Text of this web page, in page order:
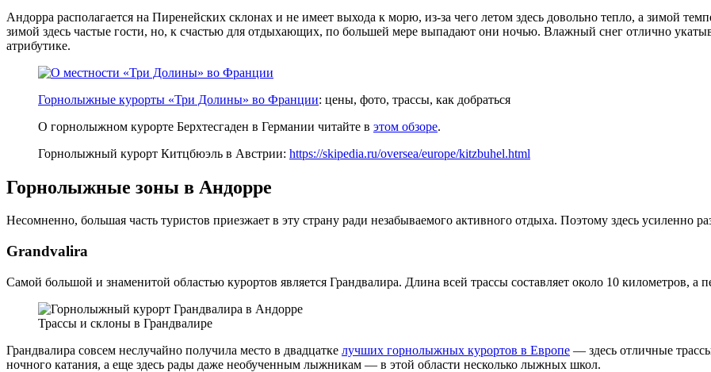
Андорра располагается на Пиренейских склонах и не имеет выхода к морю, из-за чего летом здесь довольно тепло, а зимой
зимой здесь частые гости, но, к счастью для отдыхающих, по большей мере выпадают они ночью. Влажный снег отлично
атрибутике.
Горнолыжные курорты «Три Долины» во Франции: цены, фото, трассы, как добраться
О горнолыжном курорте Берхтесгаден в Германии читайте в этом обзоре.
Горнолыжный курорт Китцбюэль в Австрии: https://skipedia.ru/oversea/europe/kitzbuhel.html
Горнолыжные зоны в Андорре
Несомненно, большая часть туристов приезжает в эту страну ради незабываемого активного отдыха. Поэтому здесь усиленно
Grandvalira
Самой большой и знаменитой областью курортов является Грандвалира. Длина всей трассы составляет около 10 километров, а
Трассы и склоны в Грандвалире
Грандвалира совсем неслучайно получила место в двадцатке лучших горнолыжных курортов в Европе — здесь отличные
ночного катания, а еще здесь рады даже необученным лыжникам — в этой области несколько лыжных школ.